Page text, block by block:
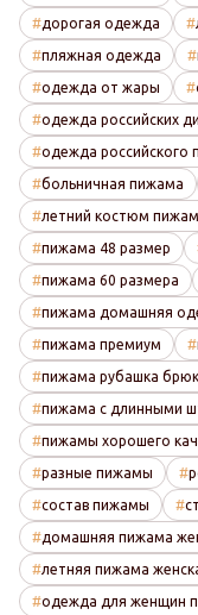
дорогая одежда
пляжная одежда
одежда от жары
одежда российских
одежда российского
больничная пижама
летний костюм
пижама 48 размер
пижама 60 размера
пижама домашняя
пижама премиум
пижама рубашка
пижама с длинными
пижамы хорошего
разные пижамы
состав пижамы
домашняя пижама
летняя пижама
одежда для женщин